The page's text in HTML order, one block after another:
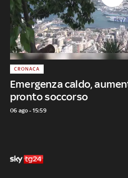
Emergenza caldo,
pronto soccorso
CRONACA
06 ago - 15:59